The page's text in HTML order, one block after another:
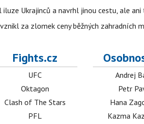
Ukrajinců a navrhl jinou cestu, ale
za zlomek ceny běžných zahradních
Fights.cz
UFC
Oktagon
Clash of The Stars
PFL
Andrej
Petr
Hana
Kazma